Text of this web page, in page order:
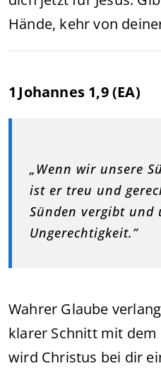
Hände, kehr von
1 Johannes 1,9 (EA)
„Wenn wir unsere
ist er treu und
Sünden vergibt
Ungerechtigkeit.“
Wahrer Glaube
klarer Schnitt mit dem
wird Christus bei dir